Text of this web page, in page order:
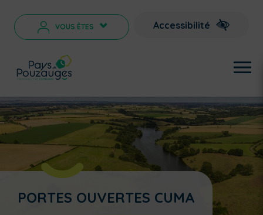
VOUS ÊTES > Accessibilité
PORTES OUVERTES CUMA